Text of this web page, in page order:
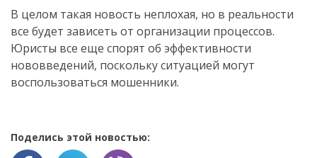
В целом такая новость неплохая, но в реальности
все будет зависеть от организации процессов.
Юристы все еще спорят об эффективности
нововведений, поскольку ситуацией могут
воспользоваться мошенники.
Поделись этой новостью: